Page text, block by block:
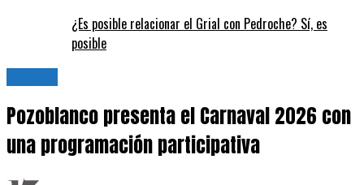
¿Es posible relacionar el Grial con Pedroche? Sí, es
posible
Pozoblanco presenta el Carnaval 2026 con
una programación participativa